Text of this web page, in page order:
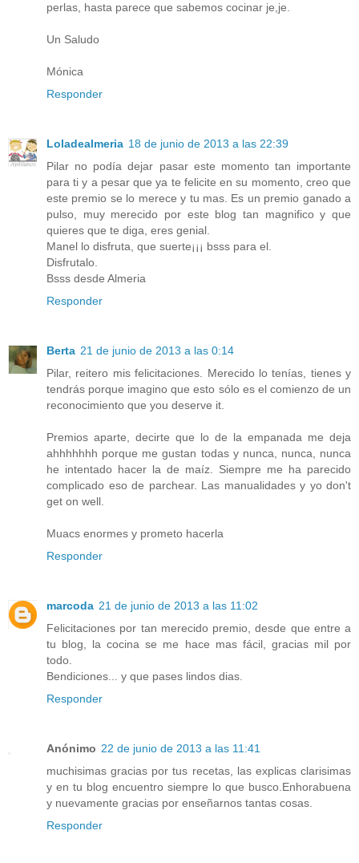
perlas, hasta parece que sabemos cocinar je,je.
Un Saludo
Mónica
Responder
Loladealmeria 18 de junio de 2013 a las 22:39
Pilar no podía dejar pasar este momento tan importante
para ti y a pesar que ya te felicite en su momento, creo que
este premio se lo merece y tu mas. Es un premio ganado a
pulso, muy merecido por este blog tan magnifico y que
quieres que te diga, eres genial.
Manel lo disfruta, que suerte¡¡¡ bsss para el.
Disfrutalo.
Bsss desde Almeria
Responder
Berta 21 de junio de 2013 a las 0:14
Pilar, reitero mis felicitaciones. Merecido lo tenías, tienes y
tendrás porque imagino que esto sólo es el comienzo de un
reconocimiento que you deserve it.
Premios aparte, decirte que lo de la empanada me deja
ahhhhhhh porque me gustan todas y nunca, nunca, nunca
he intentado hacer la de maíz. Siempre me ha parecido
complicado eso de parchear. Las manualidades y yo don't
get on well.
Muacs enormes y prometo hacerla
Responder
marcoda 21 de junio de 2013 a las 11:02
Felicitaciones por tan merecido premio, desde que entre a
tu blog, la cocina se me hace mas fácil, gracias mil por
todo.
Bendiciones... y que pases lindos dias.
Responder
Anónimo 22 de junio de 2013 a las 11:41
muchisimas gracias por tus recetas, las explicas clarisimas
y en tu blog encuentro siempre lo que busco.Enhorabuena
y nuevamente gracias por enseñarnos tantas cosas.
Responder